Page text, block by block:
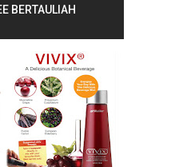
BERTAULIAH